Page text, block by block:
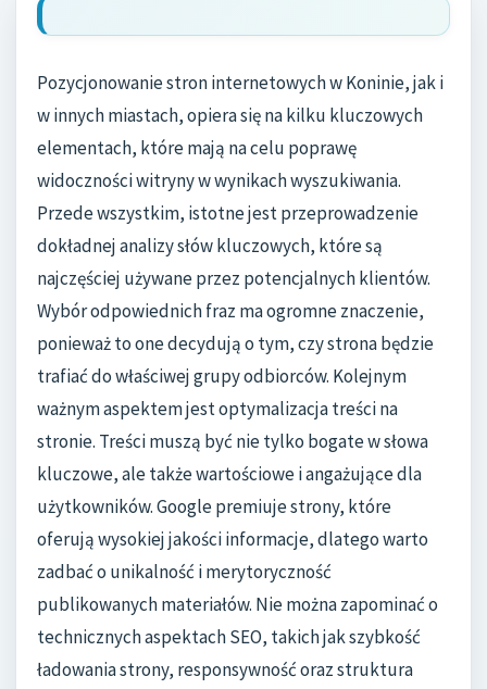
Pozycjonowanie stron internetowych w Koninie, jak i
w innych miastach, opiera się na kilku kluczowych
elementach, które mają na celu poprawę
widoczności witryny w wynikach wyszukiwania.
Przede wszystkim, istotne jest przeprowadzenie
dokładnej analizy słów kluczowych, które są
najczęściej używane przez potencjalnych klientów.
Wybór odpowiednich fraz ma ogromne znaczenie,
ponieważ to one decydują o tym, czy strona będzie
trafiać do właściwej grupy odbiorców. Kolejnym
ważnym aspektem jest optymalizacja treści na
stronie. Treści muszą być nie tylko bogate w słowa
kluczowe, ale także wartościowe i angażujące dla
użytkowników. Google premiuje strony, które
oferują wysokiej jakości informacje, dlatego warto
zadbać o unikalność i merytoryczność
publikowanych materiałów. Nie można zapominać o
technicznych aspektach SEO, takich jak szybkość
ładowania strony, responsywność oraz struktura